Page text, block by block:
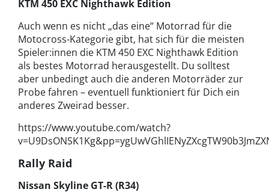
KTM 450 EXC Nighthawk Edition
Auch wenn es nicht „das eine“ Motorrad für die
Motocross-Kategorie gibt, hat sich für die meisten
Spieler:innen die KTM 450 EXC Nighthawk Edition
als bestes Motorrad herausgestellt. Du solltest
aber unbedingt auch die anderen Motorräder zur
Probe fahren – eventuell funktioniert für Dich ein
anderes Zweirad besser.
https://www.youtube.com/watch?
Rally Raid
Nissan Skyline GT-R (R34)